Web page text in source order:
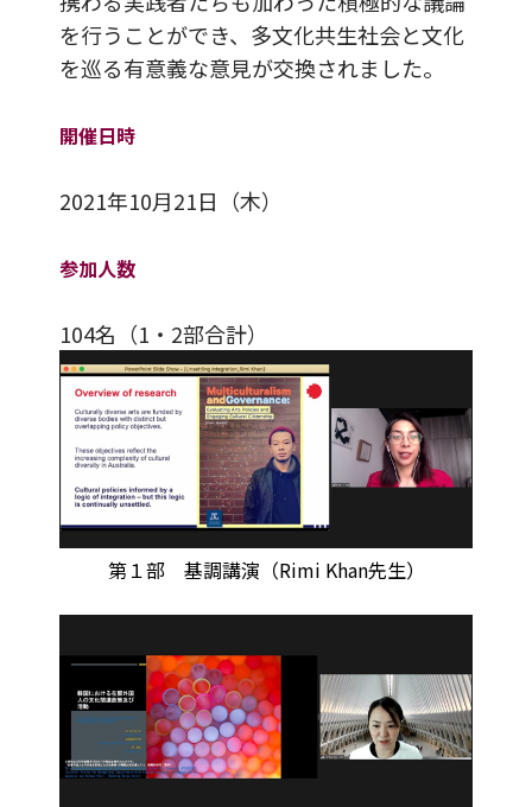
を行うことができ、多文化共生社会と文化
を巡る有意義な意見が交換されました。
開催日時
2021年10月21日（木）
参加人数
104名（1・2部合計）
第１部 基調講演（Rimi Khan先生）